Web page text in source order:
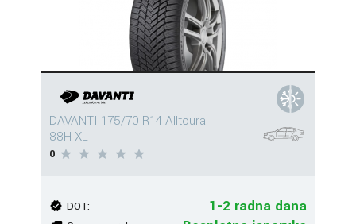
DAVANTI 175/70 R14 Alltoura
88H XL
0
DOT: 1-2 radna dana